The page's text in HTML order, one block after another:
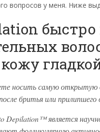
вопросов у меня. Ниже
быстро
кожу
носить самую открытую
бритья или прилипшего
является